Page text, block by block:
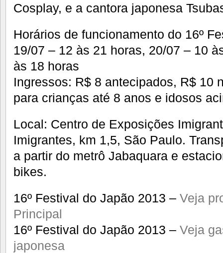
Cosplay, e a cantora japonesa
Horários de funcionamento do 16º
19/07 – 12 às 21 horas, 20/07 – 10
às 18 horas
Ingressos: R$ 8 antecipados, R$ 10
para crianças até 8 anos e idosos
Local: Centro de Exposições
Imigrantes, km 1,5, São Paulo.
a partir do metrô Jabaquara e
bikes.
16º Festival do Japão 2013 – Veja
Principal
16º Festival do Japão 2013 – Veja
japonesa